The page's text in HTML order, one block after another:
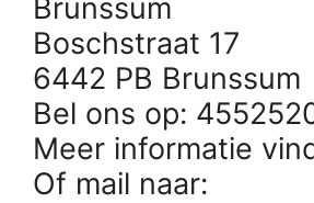
Brunssum
Boschstraat 17
6442 PB Brunssum
Bel ons op:
Meer informatie
Of mail naar: